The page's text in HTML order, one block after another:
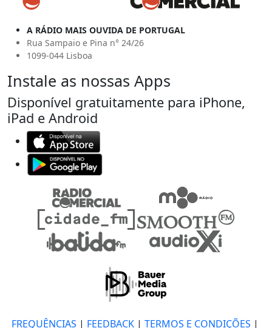
A RÁDIO MAIS OUVIDA DE PORTUGAL
Rua Sampaio e Pina n° 24/26
1099-044 Lisboa
Instale as nossas Apps
Disponível gratuitamente para iPhone,
iPad e Android
FREQUÊNCIAS | FEEDBACK| TERMOS E CONDIÇÕES |